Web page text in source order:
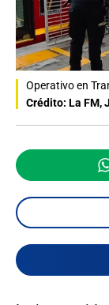
Operativo en
Crédito: La FM,